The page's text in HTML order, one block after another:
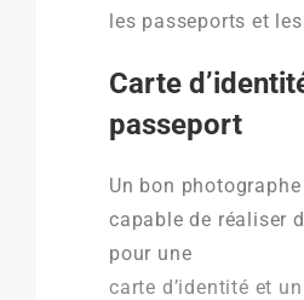
les passeports et les
Carte
passeport
Un bon
capable de réaliser
pour une
carte d’identité et